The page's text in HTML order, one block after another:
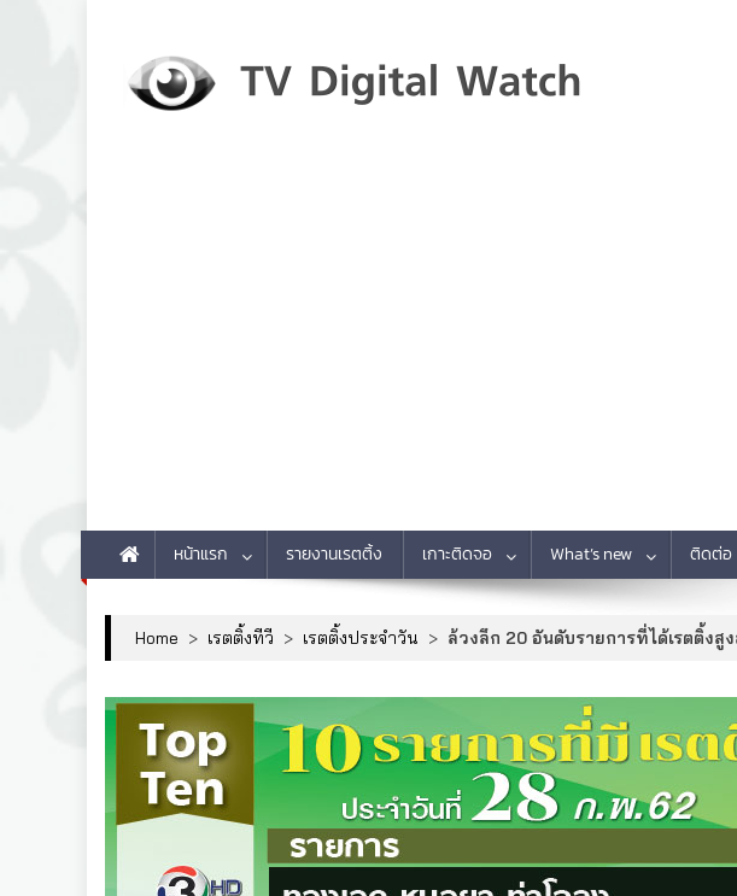
หน้าแรก รายงานเรตติ้ง เกาะติดจอ What’s new ติดต่อ
Home > เรตติ้งทีวี > เรตติ้งประจำวัน > ล้วงลึก 20 อันดับรายการที่ได้เรตติ้งสู